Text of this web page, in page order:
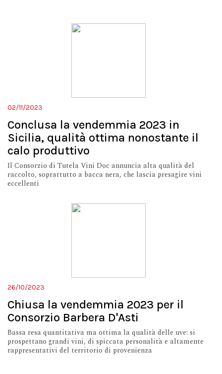
02/11/2023
Conclusa la vendemmia 2023 in
Sicilia, qualità ottima nonostante il
calo produttivo
Il Consorzio di Tutela Vini Doc annuncia alta qualità del
raccolto, soprattutto a bacca nera, che lascia presagire vini
eccellenti
26/10/2023
Chiusa la vendemmia 2023 per il
Consorzio Barbera D'Asti
Bassa resa quantitativa ma ottima la qualità delle uve: si
prospettano grandi vini, di spiccata personalità e altamente
rappresentativi del territorio di provenienza